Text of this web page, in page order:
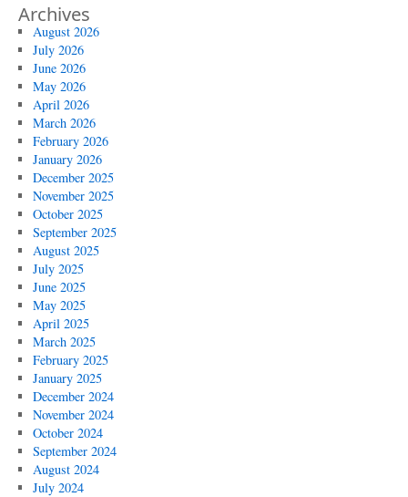
Archives
August 2026
July 2026
June 2026
May 2026
April 2026
March 2026
February 2026
January 2026
December 2025
November 2025
October 2025
September 2025
August 2025
July 2025
June 2025
May 2025
April 2025
March 2025
February 2025
January 2025
December 2024
November 2024
October 2024
September 2024
August 2024
July 2024